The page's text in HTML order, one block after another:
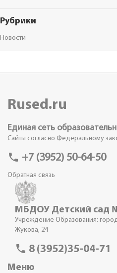
Рубрики
Новости
Rused.ru
Единая сеть
Сайты согласно Федеральному
phone +7 (3952) 50-64-50
Обратная связь
МБДОУ Детский сад
Учреждение Образования:
Жукова, 24
phone 8 (3952)35-04-71
Меню